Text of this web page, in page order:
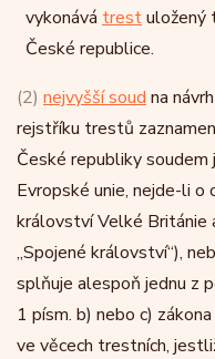
vykonává trestuložený
České republice.
(2) nejvyšší soud na
rejstříku trestů
České republiky
Evropské unie, nejde-li o
království Velké Británie
„Spojené království“),
splňuje alespoň jednu z
1 písm. b) nebo c)
ve věcech trestních,